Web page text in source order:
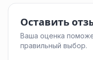
Оставить
Ваша оценка
правильный выбор.